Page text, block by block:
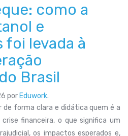
como a
e
levada à
Brasil
por Eduwork.
de forma clara e didática quem é a
financeira, o que significa um
os impactos esperados e,